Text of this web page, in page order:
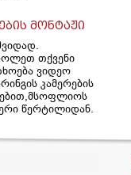
მონტაჟი
თქვენი
ვიდეო
კამერების
წერტილიდან.